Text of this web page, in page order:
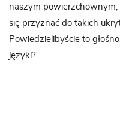
naszym
się przyznać do takich
Powiedzielibyście to
języki?